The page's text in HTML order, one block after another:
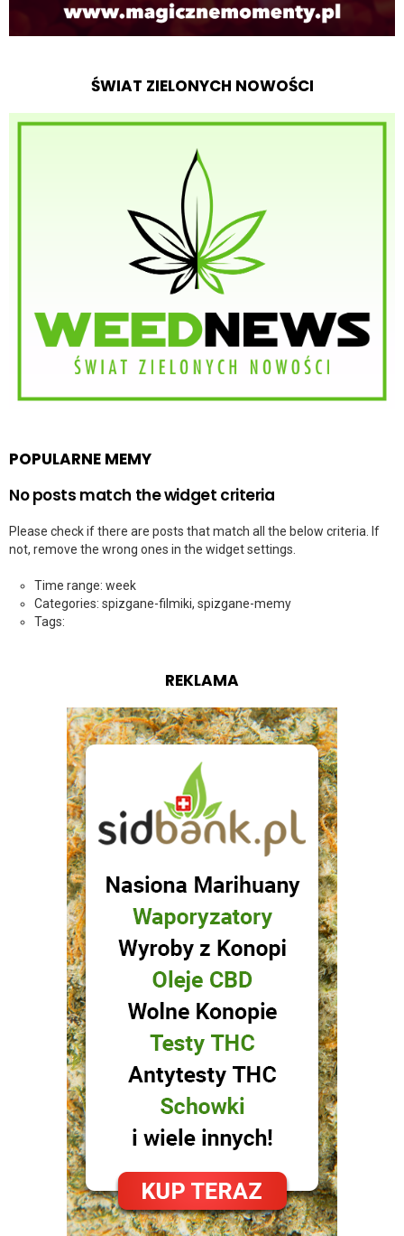
ŚWIAT ZIELONYCH NOWOŚCI
POPULARNE MEMY
No posts match the widget criteria
Please check if there are posts that match all the below criteria. If
not, remove the wrong ones in the widget settings.
Time range: week
Categories: spizgane-filmiki, spizgane-memy
Tags:
REKLAMA